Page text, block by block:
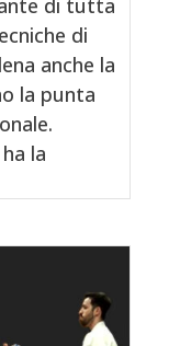
di tutta
di
anche la
la punta
la